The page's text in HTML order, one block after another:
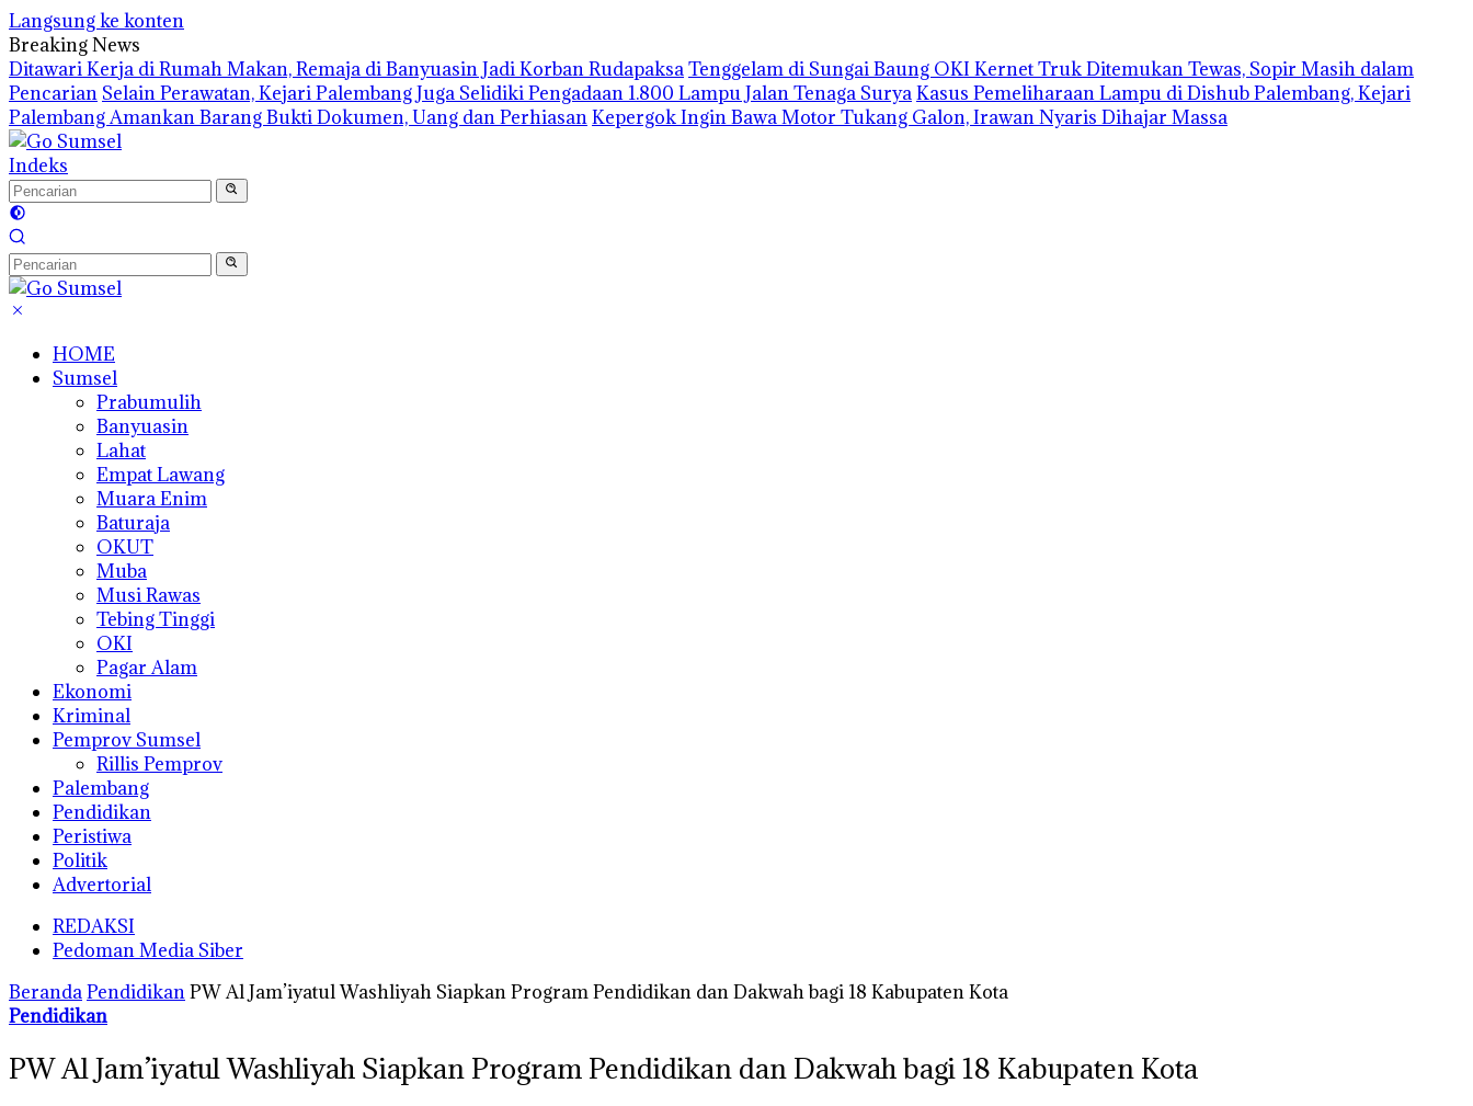
Langsung ke konten
Breaking News
Ditawari Kerja di Rumah Makan, Remaja di Banyuasin Jadi Korban RudapaksaTenggelam di Sungai Baung OKI Kernet Truk Ditemukan Tewas, Sopir Masih dalam
Pencarian Selain Perawatan, Kejari Palembang Juga Selidiki Pengadaan 1.800 Lampu Jalan Tenaga SuryaKasus Pemeliharaan Lampu di Dishub Palembang, Kejari
Palembang Amankan Barang Bukti Dokumen, Uang dan PerhiasanKepergok Ingin Bawa Motor Tukang Galon, Irawan Nyaris Dihajar Massa
Indeks
HOME
Sumsel
Prabumulih
Banyuasin
Lahat
Empat Lawang
Muara Enim
Baturaja
OKUT
Muba
Musi Rawas
Tebing Tinggi
OKI
Pagar Alam
Ekonomi
Kriminal
Pemprov Sumsel
Rillis Pemprov
Palembang
Pendidikan
Peristiwa
Politik
Advertorial
REDAKSI
Pedoman Media Siber
BerandaPendidikanPW Al Jam’iyatul Washliyah Siapkan Program Pendidikan dan Dakwah bagi 18 Kabupaten Kota
Pendidikan
PW Al Jam’iyatul Washliyah Siapkan Program Pendidikan dan Dakwah bagi 18 Kabupaten Kota